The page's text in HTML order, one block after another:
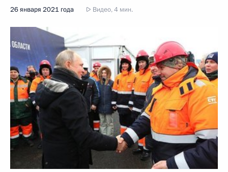
26 января 2021 года Видео, 4 мин.